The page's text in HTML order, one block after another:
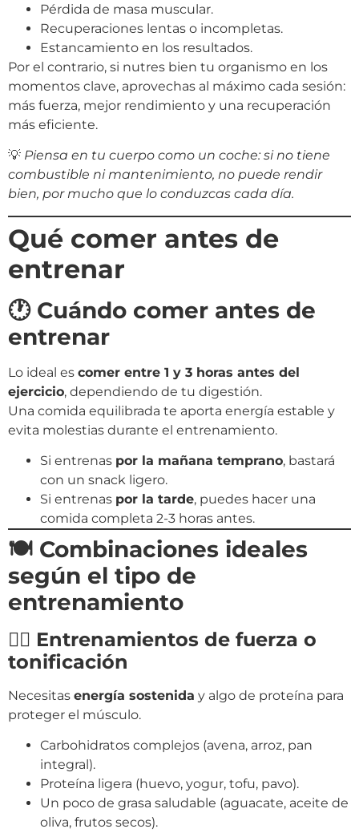
Pérdida de masa muscular.
Recuperaciones lentas o incompletas.
Estancamiento en los resultados.
Por el contrario, si nutres bien tu organismo en los
momentos clave, aprovechas al máximo cada sesión:
más fuerza, mejor rendimiento y una recuperación
más eficiente.
💡 Piensa en tu cuerpo como un coche: si no tiene
combustible ni mantenimiento, no puede rendir
bien, por mucho que lo conduzcas cada día.
Qué comer antes de
entrenar
🕐 Cuándo comer antes de
entrenar
Lo ideal es comer entre 1 y 3 horas antes del
ejercicio, dependiendo de tu digestión.
Una comida equilibrada te aporta energía estable y
evita molestias durante el entrenamiento.
Si entrenas por la mañana temprano, bastará
con un snack ligero.
Si entrenas por la tarde, puedes hacer una
comida completa 2-3 horas antes.
🍽️ Combinaciones ideales
según el tipo de
entrenamiento
🏋️‍♀️ Entrenamientos de fuerza o
tonificación
Necesitas energía sostenida y algo de proteína para
proteger el músculo.
Carbohidratos complejos (avena, arroz, pan
integral).
Proteína ligera (huevo, yogur, tofu, pavo).
Un poco de grasa saludable (aguacate, aceite de
oliva, frutos secos).